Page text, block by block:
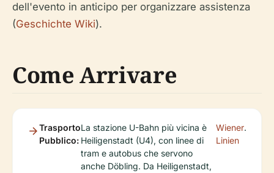
dell'evento in anticipo per organizzare assistenza
(Geschichte Wiki).
Come Arrivare
Trasporto
Pubblico:
La stazione U-Bahn più vicina è
Heiligenstadt (U4), con linee di
tram e autobus che servono
anche Döbling. Da Heiligenstadt,
Wiener
Linien
.